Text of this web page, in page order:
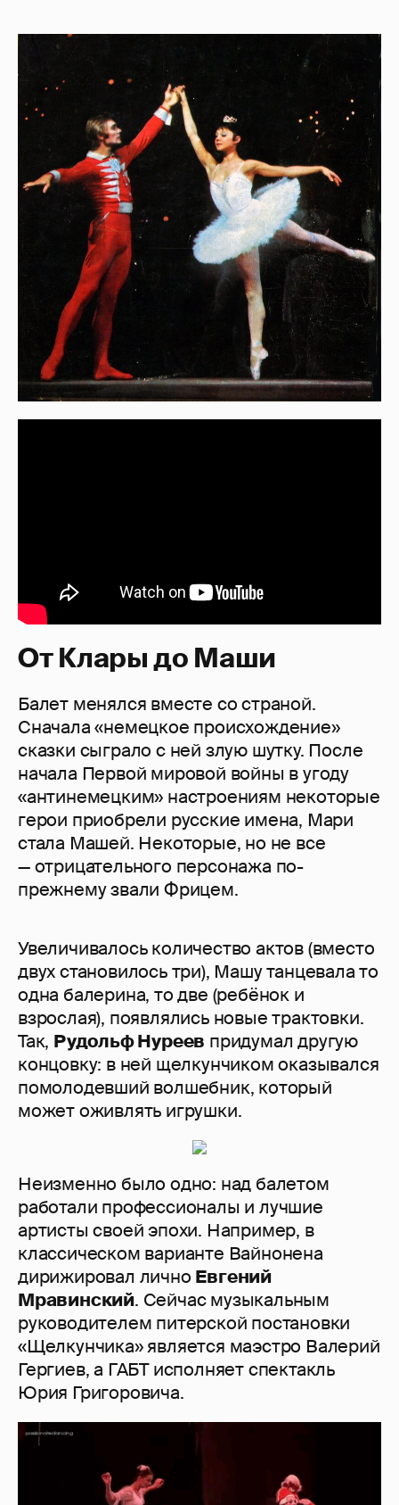
От Клары до Маши
Балет менялся вместе со страной.
Сначала «немецкое происхождение»
сказки сыграло с ней злую шутку. После
начала Первой мировой войны в угоду
«антинемецким» настроениям некоторые
герои приобрели русские имена, Мари
стала Машей. Некоторые, но не все
— отрицательного персонажа по-
прежнему звали Фрицем.
Увеличивалось количество актов (вместо
двух становилось три), Машу танцевала то
одна балерина, то две (ребёнок и
взрослая), появлялись новые трактовки.
Так, Рудольф Нуреев придумал другую
концовку: в ней щелкунчиком оказывался
помолодевший волшебник, который
может оживлять игрушки.
Неизменно было одно: над балетом
работали профессионалы и лучшие
артисты своей эпохи. Например, в
классическом варианте Вайнонена
дирижировал лично Евгений
Мравинский. Сейчас музыкальным
руководителем питерской постановки
«Щелкунчика» является маэстро Валерий
Гергиев, а ГАБТ исполняет спектакль
Юрия Григоровича.